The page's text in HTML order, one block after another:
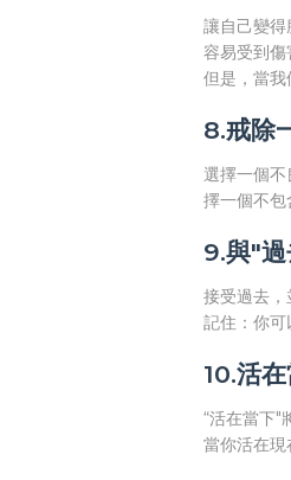
讓自己變
容易受到傷
但是，當我
8.戒除
選擇一個
擇一個不包
9.與"
接受過去，
記住：你可
10.活
“活在當下"
當你活在現